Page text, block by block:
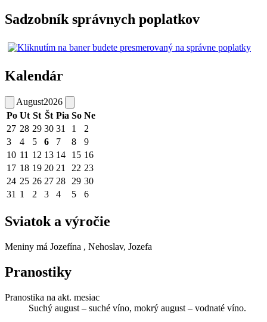
Sadzobník správnych poplatkov
Kalendár
August2026
Po Ut St Št Pia So Ne
27 28 29 30 31 1
2
3
4 5 6 7 8
9
10 11 12 13 14 15 16
17 18 19 20 21 22 23
24 25 26 27 28 29 30
31 1 2 3 4 5 6
Sviatok a výročie
Meniny má Jozefína , Nehoslav, Jozefa
Pranostiky
Pranostika na akt. mesiac
Suchý august – suché víno, mokrý august – vodnaté víno.